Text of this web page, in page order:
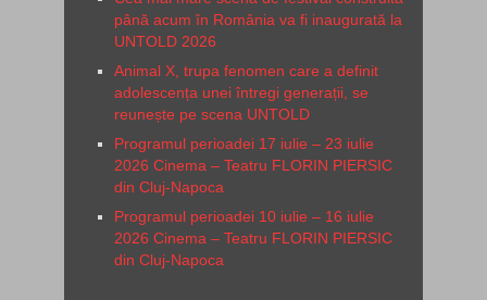
până acum în România va fi inaugurată la
UNTOLD 2026
Animal X, trupa fenomen care a definit
adolescența unei întregi generații, se
reunește pe scena UNTOLD
Programul perioadei 17 iulie – 23 iulie
2026 Cinema – Teatru FLORIN PIERSIC
din Cluj-Napoca
Programul perioadei 10 iulie – 16 iulie
2026 Cinema – Teatru FLORIN PIERSIC
din Cluj-Napoca